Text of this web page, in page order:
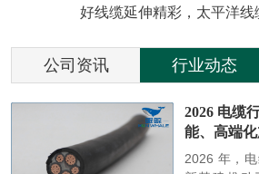
好线缆延伸精彩，太平洋线
公司资讯 行业动态
2026 电缆
能、高端
2026 年，